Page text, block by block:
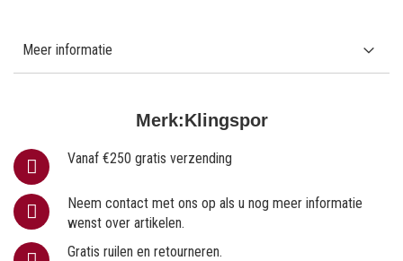
Merk:Klingspor
Vanaf €250 gratis verzending
Neem contact met ons op als u nog meer informatie
wenst over artikelen.
Gratis ruilen en retourneren.
Meer informatie